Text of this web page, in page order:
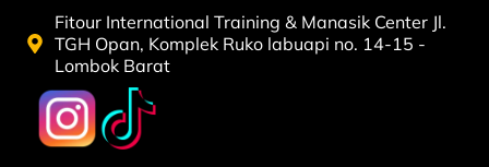
Fitour International Training & Manasik Center Jl.
TGH Opan, Komplek Ruko labuapi no. 14-15 -
Lombok Barat